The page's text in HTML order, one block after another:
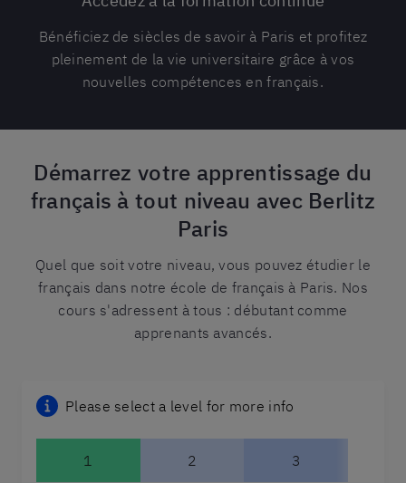
Bénéficiez de siècles de savoir à Paris et profitez
pleinement de la vie universitaire grâce à vos
nouvelles compétences en français.
Démarrez votre apprentissage du
français à tout niveau avec Berlitz
Paris
Quel que soit votre niveau, vous pouvez étudier le
français dans notre école de français à Paris. Nos
cours s'adressent à tous : débutant comme
apprenants avancés.
Please select a level for more info
1 2 3